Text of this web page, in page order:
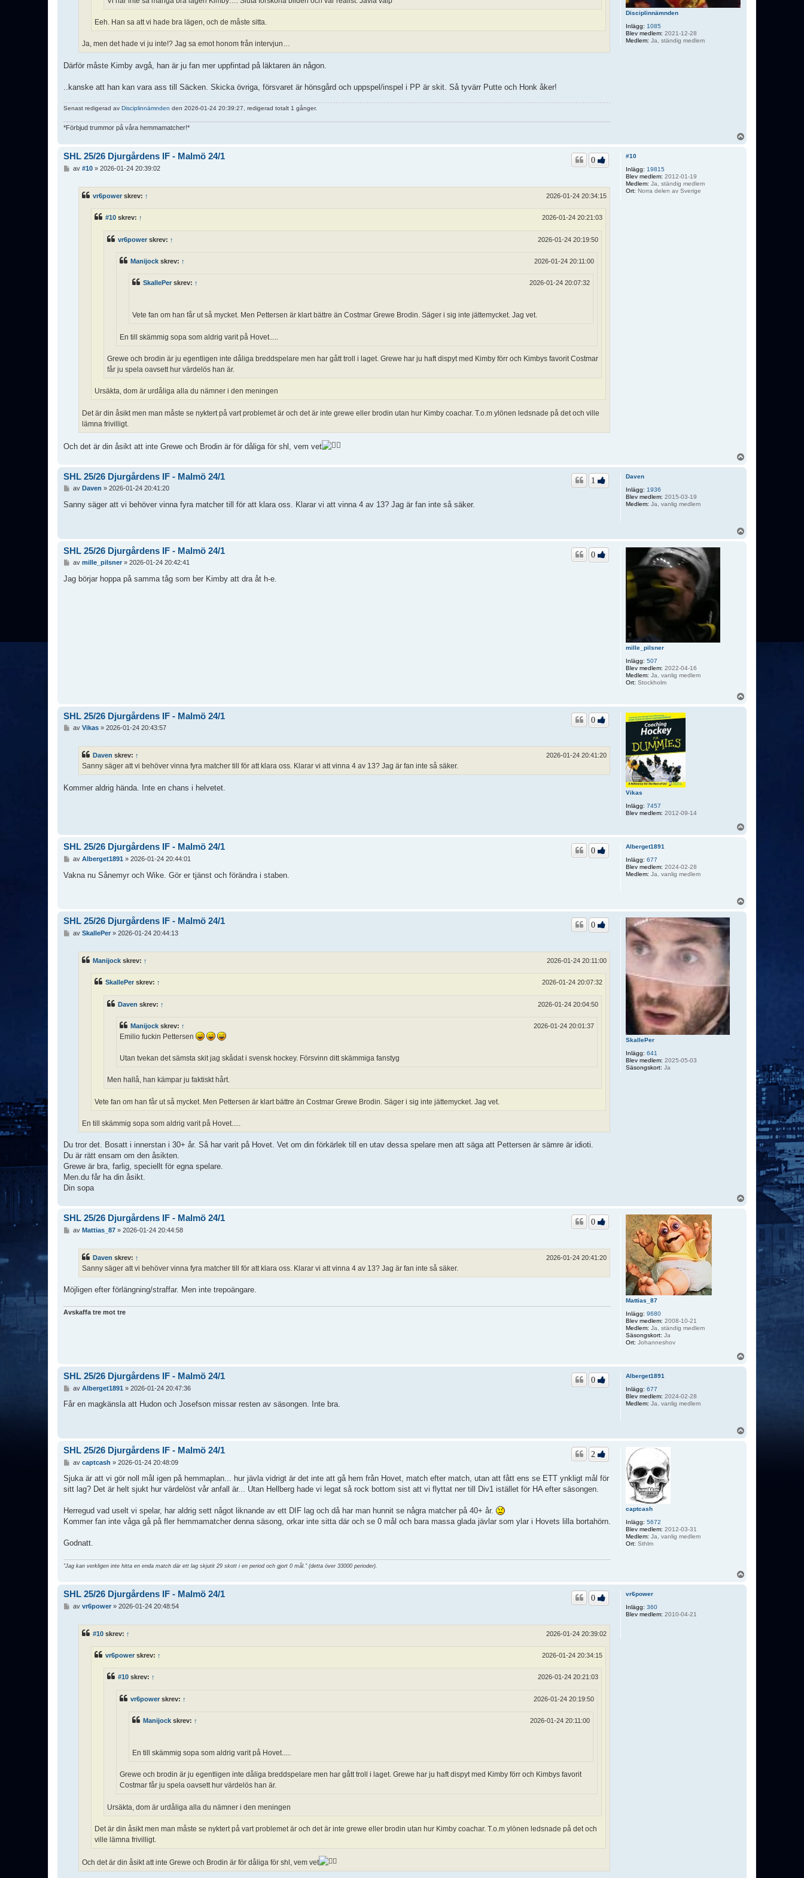
Disciplinnämnden
Inlägg: 1085
Blev medlem: 2021-12-28
Medlem: Ja, ständig medlem
Eeh. Han sa att vi hade bra lägen, och de måste sitta.
Ja, men det hade vi ju inte!? Jag sa emot honom från intervjun…
Därför måste Kimby avgå, han är ju fan mer uppfintad på läktaren än någon.
..kanske att han kan vara ass till Säcken. Skicka övriga, försvaret är hönsgård och uppspel/inspel i PP är skit. Så tyvärr Putte och Honk åker!
Senast redigerad av Disciplinnämnden den 2026-01-24 20:39:27, redigerad totalt 1 gånger.
*Förbjud trummor på våra hemmamatcher!*
#10
Inlägg: 19815
Blev medlem: 2012-01-19
Medlem: Ja, ständig medlem
Ort: Norra delen av Sverige
SHL 25/26 Djurgårdens IF - Malmö 24/1 0
av #10» 2026-01-24 20:39:02
vr6power skrev: ↑ 2026-01-24 20:34:15
#10 skrev: ↑ 2026-01-24 20:21:03
vr6power skrev: ↑ 2026-01-24 20:19:50
Manijock skrev: ↑ 2026-01-24 20:11:00
SkallePer skrev: ↑ 2026-01-24 20:07:32
Vete fan om han får ut så mycket. Men Pettersen är klart bättre än Costmar Grewe Brodin. Säger i sig inte jättemycket. Jag vet.
En till skämmig sopa som aldrig varit på Hovet.....
Grewe och brodin är ju egentligen inte dåliga breddspelare men har gått troll i laget. Grewe har ju haft dispyt med Kimby förr och Kimbys favorit Costmar
får ju spela oavsett hur värdelös han är.
Ursäkta, dom är urdåliga alla du nämner i den meningen
Det är din åsikt men man måste se nyktert på vart problemet är och det är inte grewe eller brodin utan hur Kimby coachar. T.o.m ylönen ledsnade på det och ville
lämna frivilligt.
Och det är din åsikt att inte Grewe och Brodin är för dåliga för shl, vem vet
Daven
Inlägg: 1936
Blev medlem: 2015-03-19
Medlem: Ja, vanlig medlem
SHL 25/26 Djurgårdens IF - Malmö 24/1 1
l
av Daven » 2026-01-24 20:41:20
Sanny säger att vi behöver vinna fyra matcher till för att klara oss. Klarar vi att vinna 4 av 13? Jag är fan inte så säker.
mille_pilsner
Inlägg: 507
Blev medlem: 2022-04-16
Medlem: Ja, vanlig medlem
Ort: Stockholm
SHL 25/26 Djurgårdens IF - Malmö 24/1 0
l
ä
av mille_pilsner» 2026-01-24 20:42:41
Jag börjar hoppa på samma tåg som ber Kimby att dra åt h-e.
Vikas
Inlägg: 7457
Blev medlem: 2012-09-14
SHL 25/26 Djurgårdens IF - Malmö 24/1 0
av Vikas» 2026-01-24 20:43:57
Daven skrev: ↑ 2026-01-24 20:41:20
Sanny säger att vi behöver vinna fyra matcher till för att klara oss. Klarar vi att vinna 4 av 13? Jag är fan inte så säker.
Kommer aldrig hända. Inte en chans i helvetet.
Alberget1891
Inlägg: 677
Blev medlem: 2024-02-28
Medlem: Ja, vanlig medlem
SHL 25/26 Djurgårdens IF - Malmö 24/1 0
l
av Alberget1891 » 2026-01-24 20:44:01
Vakna nu Sånemyr och Wike. Gör er tjänst och förändra i staben.
SkallePer
Inlägg: 641
Blev medlem: 2025-05-03
Säsongskort: Ja
SHL 25/26 Djurgårdens IF - Malmö 24/1 0
av SkallePer» 2026-01-24 20:44:13
Manijock skrev: ↑ 2026-01-24 20:11:00
SkallePerskrev: ↑ 2026-01-24 20:07:32
Daven skrev: ↑ 2026-01-24 20:04:50
Manijock skrev: ↑ 2026-01-24 20:01:37
Emilio fuckin Pettersen
Utan tvekan det sämsta skit jag skådat i svensk hockey. Försvinn ditt skämmiga fanstyg
Men hallå, han kämpar ju faktiskt hårt.
Vete fan om han får ut så mycket. Men Pettersen är klart bättre än Costmar Grewe Brodin. Säger i sig inte jättemycket. Jag vet.
En till skämmig sopa som aldrig varit på Hovet.....
Du tror det. Bosatt i innerstan i 30+ år. Så har varit på Hovet. Vet om din förkärlek till en utav dessa spelare men att säga att Pettersen är sämre är idioti.
Du är rätt ensam om den åsikten.
Grewe är bra, farlig, speciellt för egna spelare.
Men.du får ha din åsikt.
Din sopa
Mattias_87
Inlägg: 9680
Blev medlem: 2008-10-21
Medlem: Ja, ständig medlem
Säsongskort: Ja
Ort: Johanneshov
SHL 25/26 Djurgårdens IF - Malmö 24/1 0
av Mattias_87» 2026-01-24 20:44:58
Daven skrev: ↑ 2026-01-24 20:41:20
Sanny säger att vi behöver vinna fyra matcher till för att klara oss. Klarar vi att vinna 4 av 13? Jag är fan inte så säker.
Möjligen efter förlängning/straffar. Men inte trepoängare.
Avskaffa tre mot tre
Alberget1891
Inlägg: 677
Blev medlem: 2024-02-28
Medlem: Ja, vanlig medlem
SHL 25/26 Djurgårdens IF - Malmö 24/1 0
l
av Alberget1891 » 2026-01-24 20:47:36
Får en magkänsla att Hudon och Josefson missar resten av säsongen. Inte bra.
captcash
Inlägg: 5672
Blev medlem: 2012-03-31
Medlem: Ja, vanlig medlem
Ort: Sthlm
SHL 25/26 Djurgårdens IF - Malmö 24/1 2
l
ä
g
av captcash » 2026-01-24 20:48:09
Sjuka är att vi gör noll mål igen på hemmaplan... hur jävla vidrigt är det inte att gå hem från Hovet, match efter match, utan att fått ens se ETT ynkligt mål för
sitt lag? Det är helt sjukt hur värdelöst vår anfall är... Utan Hellberg hade vi legat så rock bottom sist att vi flyttat ner till Div1 istället för HA efter säsongen.
Herregud vad uselt vi spelar, har aldrig sett något liknande av ett DIF lag och då har man hunnit se några matcher på 40+ år.
Kommer fan inte våga gå på fler hemmamatcher denna säsong, orkar inte sitta där och se 0 mål och bara massa glada jävlar som ylar i Hovets lilla bortahörn.
Godnatt.
"Jag kan verkligen inte hitta en enda match där ett lag skjutit 29 skott i en period och gjort 0 mål." (detta över 33000 perioder).
vr6power
Inlägg: 360
Blev medlem: 2010-04-21
SHL 25/26 Djurgårdens IF - Malmö 24/1 0
av vr6power» 2026-01-24 20:48:54
#10 skrev: ↑ 2026-01-24 20:39:02
vr6powerskrev: ↑ 2026-01-24 20:34:15
#10 skrev: ↑ 2026-01-24 20:21:03
vr6power skrev: ↑ 2026-01-24 20:19:50
Manijock skrev: ↑ 2026-01-24 20:11:00
En till skämmig sopa som aldrig varit på Hovet.....
Grewe och brodin är ju egentligen inte dåliga breddspelare men har gått troll i laget. Grewe har ju haft dispyt med Kimby förr och Kimbys favorit
Costmar får ju spela oavsett hur värdelös han är.
Ursäkta, dom är urdåliga alla du nämner i den meningen
Det är din åsikt men man måste se nyktert på vart problemet är och det är inte grewe eller brodin utan hur Kimby coachar. T.o.m ylönen ledsnade på det och
ville lämna frivilligt.
Och det är din åsikt att inte Grewe och Brodin är för dåliga för shl, vem vet